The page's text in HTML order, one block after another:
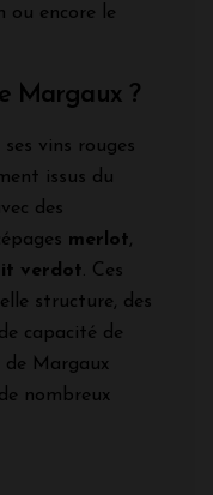
ou encore le
Margaux ?
vins rouges
issus du
des
merlot,
verdot. Ces
structure, des
capacité de
de Margaux
nombreux